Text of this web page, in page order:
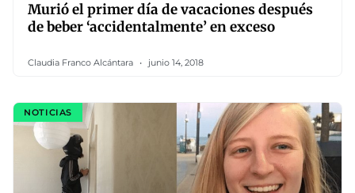
Murió el primer día de vacaciones después
de beber ‘accidentalmente’ en exceso
Claudia Franco Alcántara junio 14, 2018
NOTICIAS